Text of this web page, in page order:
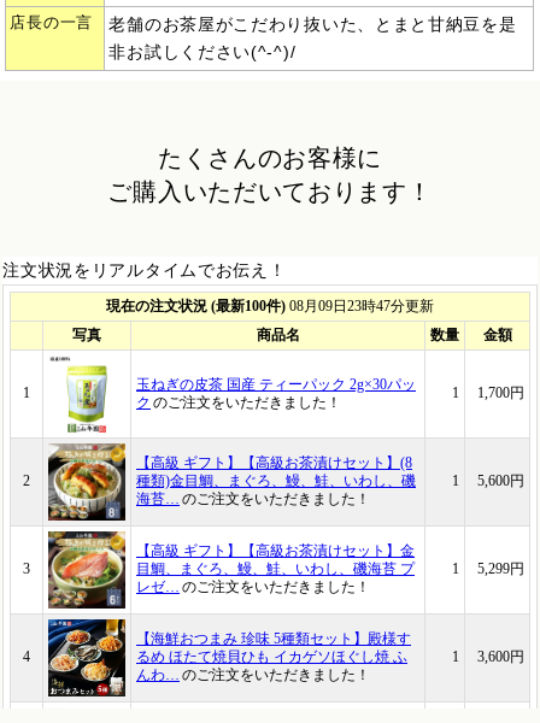
店長の一言
老舗のお茶屋がこだわり抜いた、とまと甘納豆を是
非お試しください(^-^)/
たくさんのお客様に
ご購入いただいております！
注文状況をリアルタイムでお伝え！